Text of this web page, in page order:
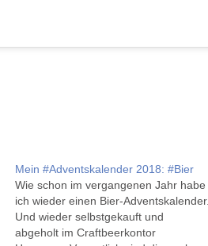
Mein #Adventskalender 2018: #Bier
Wie schon im vergangenen Jahr habe
ich wieder einen Bier-Adventskalender.
Und wieder selbstgekauft und
abgeholt im Craftbeerkontor